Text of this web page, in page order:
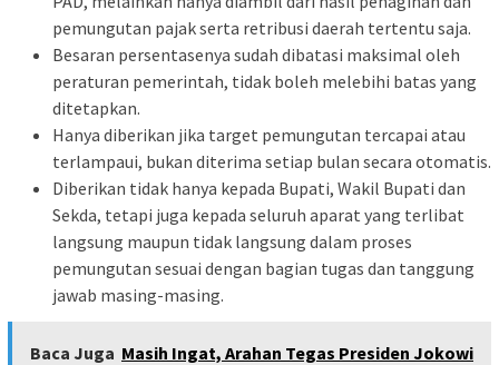
pemungutan pajak serta retribusi daerah tertentu saja.
Besaran persentasenya sudah dibatasi maksimal oleh
peraturan pemerintah, tidak boleh melebihi batas yang
ditetapkan.
Hanya diberikan jika target pemungutan tercapai atau
terlampaui, bukan diterima setiap bulan secara otomatis.
Diberikan tidak hanya kepada Bupati, Wakil Bupati dan
Sekda, tetapi juga kepada seluruh aparat yang terlibat
langsung maupun tidak langsung dalam proses
pemungutan sesuai dengan bagian tugas dan tanggung
jawab masing-masing.
Baca Juga Masih Ingat, Arahan Tegas Presiden Jokowi